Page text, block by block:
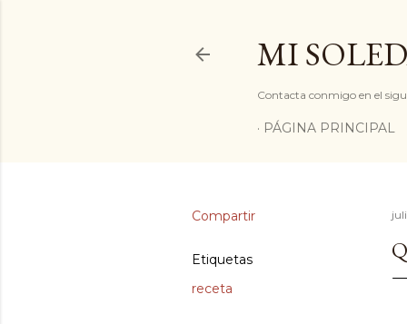
MI
Contacta conmigo en el
PÁGINA PRINCIPAL
Compartir
Etiquetas
receta